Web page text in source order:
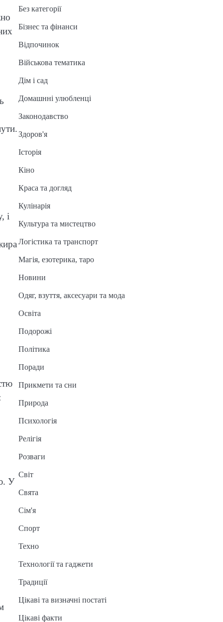
і
У
Без категорії
Бізнес та фінанси
Відпочинок
Військова тематика
Дім і сад
Домашнні улюбленці
Законодавство
Здоров'я
Історія
Кіно
Краса та догляд
Кулінарія
Культура та мистецтво
Логістика та транспорт
Магія, езотерика, таро
Новини
Одяг, взуття, аксесуари та мода
Освіта
Подорожі
Політика
Поради
Прикмети та сни
Природа
Психологія
Релігія
Розваги
Світ
Свята
Сім'я
Спорт
Техно
Технології та гаджети
Традиції
Цікаві та визначні постаті
Цікаві факти